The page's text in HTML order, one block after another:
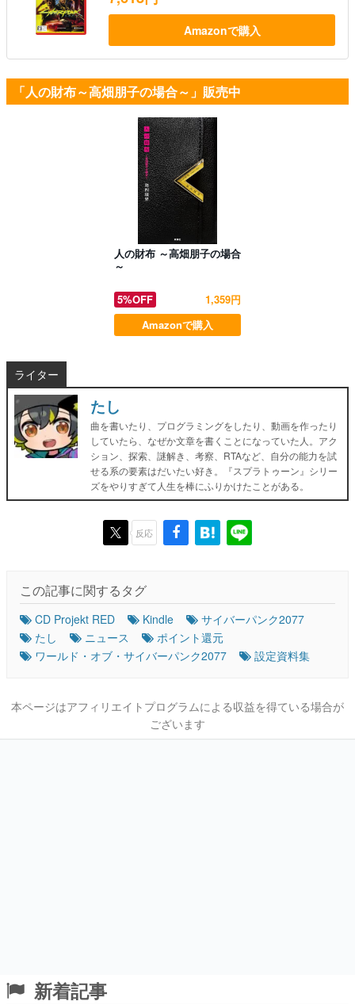
Amazonで購入
「人の財布～高畑朋子の場合～」販売中
人の財布 ～高畑朋子の場合
～
5%OFF
1,359円
Amazonで購入
ライター
たし
曲を書いたり、プログラミングをしたり、動画を作ったり
していたら、なぜか文章を書くことになっていた人。アク
ション、探索、謎解き、考察、RTAなど、自分の能力を試
せる系の要素はだいたい好き。『スプラトゥーン』シリー
ズをやりすぎて人生を棒にふりかけたことがある。
反応
この記事に関するタグ
CD Projekt RED Kindle
サイバーパンク2077
たし
ニュース
ポイント還元
ワールド・オブ・サイバーパンク2077
設定資料集
本ページはアフィリエイトプログラムによる収益を得ている場合が
ございます
新着記事